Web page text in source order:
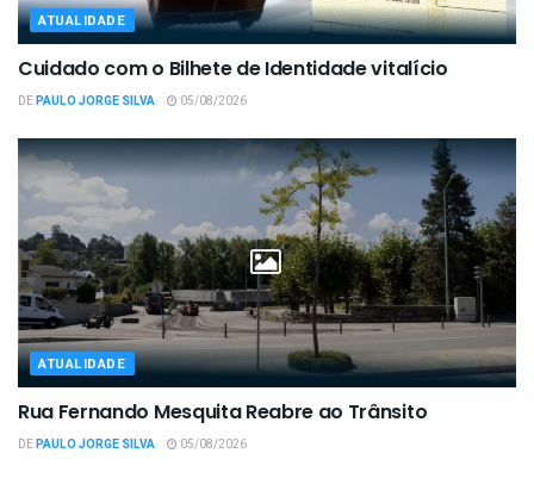
ATUALIDADE
Cuidado com o Bilhete de Identidade vitalício
DEPAULO JORGE SILVA 05/08/2026
ATUALIDADE
Rua Fernando Mesquita Reabre ao Trânsito
DEPAULO JORGE SILVA 05/08/2026